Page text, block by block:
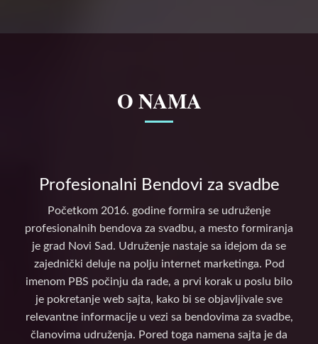
O NAMA
Profesionalni Bendovi za svadbe
Početkom 2016. godine formira se udruženje
profesionalnih bendova za svadbu, a mesto formiranja
je grad Novi Sad. Udruženje nastaje sa idejom da se
zajednički deluje na polju internet marketinga. Pod
imenom PBS počinju da rade, a prvi korak u poslu bilo
je pokretanje web sajta, kako bi se objavljivale sve
relevantne informacije u vezi sa bendovima za svadbe,
članovima udruženja. Pored toga namena sajta je da